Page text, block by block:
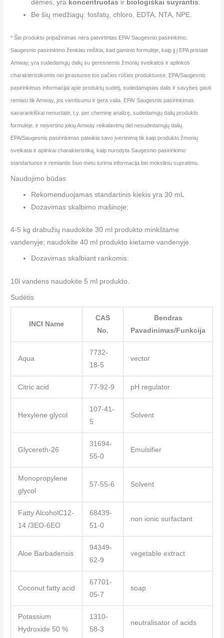
dėmes, yra koncentruotas ir biologiškai suyrantis
Be šių medžiagų: fosfatų, chloro, EDTA, NTA, NPE.
* Šio produkto pripažinimas nėra patvirtintas EPA/ Saugesnio pasirinkimo.
Saugesnio pasirinkimo ženklas reiškia, kad gaminio formulėje, kaip jį į EPA pristatė
Amway, yra sudedamųjų dalių su geresnėmis žmonių sveikatos ir aplinkos
charakteristikomis nei įprastuose tos pačios rūšies produktuose. EPA/Saugesnis
pasirinkimas informacijai apie produktų sudėtį, sudedamąsias dalis ir savybes gauti
remiasi tik Amway, jos vientisumu ir gera valia. EPA/ Saugesnis pasirinkimas
savarankiškai nenustatė, t.y. per cheminę analizę, sudedamųjų dalių produkto
formulėje, ir neįvertino jokių Amway reikalavimų dėl nesudedamųjų dalių.
EPA/Saugesnis pasirinkimas pateikia savo įvertinimą tik kaip produkto žmonių
sveikatai ir aplinkai charakteristiką, kaip nurodyta Saugesnio pasirinkimo
standartuose ir remiantis šiuo metu turima informacija bei moksliniu supratimu.
Naudojimo būdas
Rekomenduojamas standartinis kiekis yra 30 mL
Dozavimas skalbimo mašinoje:
4-5 kg drabužių naudokite 30 ml produkto minkštame
vandenyje; naudokite 40 ml produkto kietame vandenyje.
Dozavimas skalbiant rankomis:
10l vandens naudokite 5 ml produkto.
Sudėtis
INCI Name
CAS
No.
Bendras
Pavadinimas/Funkcija
Aqua
7732-
18-5
vector
Citric acid 77-92-9 pH regulator
Hexylene glycol
107-41-
5
Solvent
Glycereth-26
31694-
55-0
Emulsifier
Monopropylene
glycol
57-55-6 Solvent
Fatty AlcoholC12-
14 /3EO-6EO
68439-
51-0
non ionic surfactant
Aloe Barbadensis
94349-
62-9
vegetable extract
Coconut fatty acid
67701-
05-7
soap
Potassium
Hydroxide 50 %
1310-
58-3
neutralisator of acids